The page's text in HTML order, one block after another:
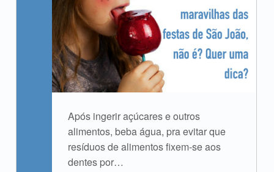
Após ingerir açúcares e outros
alimentos, beba água, pra evitar que
resíduos de alimentos fixem-se aos
dentes por…